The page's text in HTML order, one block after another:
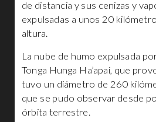
de distancia y sus cenizas y
expulsadas a unos 20
altura.
La nube de humo expulsada
Tonga Hunga Ha’apai, que
tuvo un diámetro de 260
que se pudo observar desde
órbita terrestre.